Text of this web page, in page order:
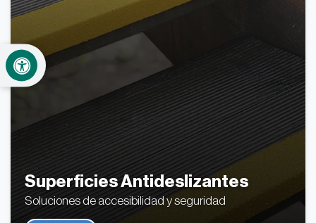
Superficies Antideslizantes
Soluciones de accesibilidad y seguridad